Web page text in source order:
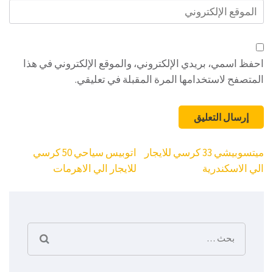
الموقع
الإلكتروني
احفظ اسمي، بريدي الإلكتروني، والموقع الإلكتروني في هذا
المتصفح لاستخدامها المرة المقبلة في تعليقي.
تصفّح
المقالات
اتوبيس سياحي 50 كرسي
للايجار الي الاهرمات
ميتسوبيشي 33 كرسي للايجار
الي الاسكندرية
البحث
عن: